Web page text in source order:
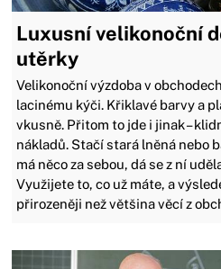
Luxusní velikonoční
utěrky
Velikonoční výzdoba v
lacinému kýči. Křiklavé barvy a
vkusně. Přitom to jde i jinak –
nákladů. Stačí stará lněná nebo
má něco za sebou, dá se z ní
Využijete to, co už máte, a
přirozeněji než většina věcí z